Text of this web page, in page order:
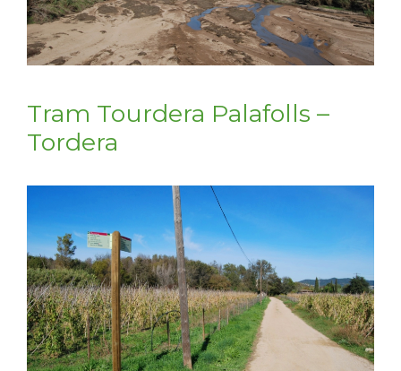
Tram Tourdera Palafolls –
Tordera